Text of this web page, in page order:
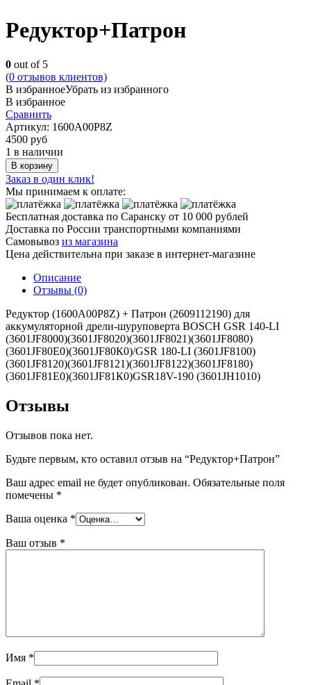
Редуктор+Патрон
0 out of 5
(0 отзывов клиентов)
В избранноеУбрать из избранного
В избранное
Сравнить
Артикул: 1600A00P8Z
4500 руб
1 в наличии
В корзину
Заказ в один клик!
Мы принимаем к оплате:
Бесплатная доставка по Саранску от 10 000 рублей
Доставка по России транспортными компаниями
Самовывоз из магазина
Цена действительна при заказе в интернет-магазине
Описание
Отзывы (0)
Редуктор (1600A00P8Z) + Патрон (2609112190) для
аккумуляторной дрели-шуруповерта BOSCH GSR 140-LI
(3601JF8000)(3601JF8020)(3601JF8021)(3601JF8080)
(3601JF80Е0)(3601JF80К0)/GSR 180-LI (3601JF8100)
(3601JF8120)(3601JF8121)(3601JF8122)(3601JF8180)
(3601JF81Е0)(3601JF81К0)GSR18V-190 (3601JH1010)
Отзывы
Отзывов пока нет.
Будьте первым, кто оставил отзыв на “Редуктор+Патрон”
Ваш адрес email не будет опубликован. Обязательные поля
помечены *
Ваша оценка *
Ваш отзыв *
Имя *